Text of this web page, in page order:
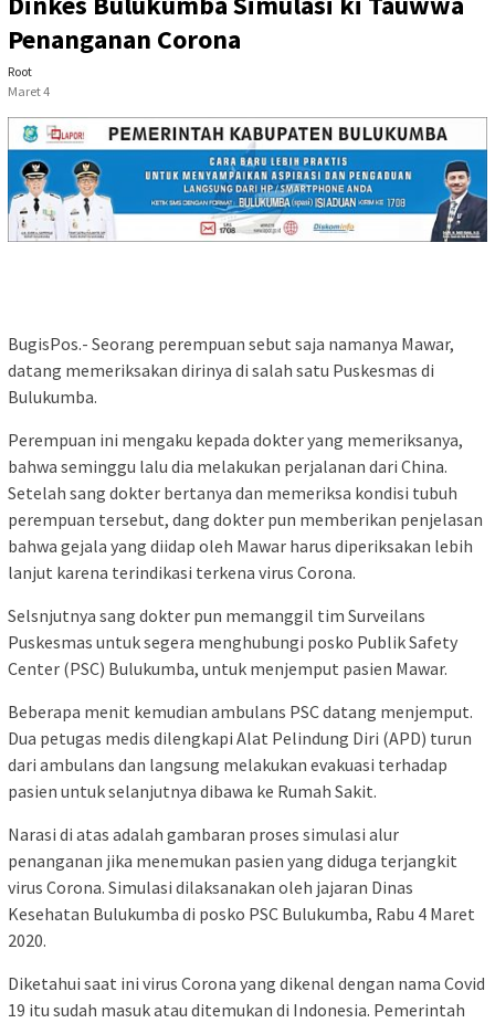
Penanganan Corona
Root
Maret 4
BugisPos.- Seorang perempuan sebut saja namanya Mawar,
datang memeriksakan dirinya di salah satu Puskesmas di
Bulukumba.
Perempuan ini mengaku kepada dokter yang memeriksanya,
bahwa seminggu lalu dia melakukan perjalanan dari China.
Setelah sang dokter bertanya dan memeriksa kondisi tubuh
perempuan tersebut, dang dokter pun memberikan penjelasan
bahwa gejala yang diidap oleh Mawar harus diperiksakan lebih
lanjut karena terindikasi terkena virus Corona.
Selsnjutnya sang dokter pun memanggil tim Surveilans
Puskesmas untuk segera menghubungi posko Publik Safety
Center (PSC) Bulukumba, untuk menjemput pasien Mawar.
Beberapa menit kemudian ambulans PSC datang menjemput.
Dua petugas medis dilengkapi Alat Pelindung Diri (APD) turun
dari ambulans dan langsung melakukan evakuasi terhadap
pasien untuk selanjutnya dibawa ke Rumah Sakit.
Narasi di atas adalah gambaran proses simulasi alur
penanganan jika menemukan pasien yang diduga terjangkit
virus Corona. Simulasi dilaksanakan oleh jajaran Dinas
Kesehatan Bulukumba di posko PSC Bulukumba, Rabu 4 Maret
2020.
Diketahui saat ini virus Corona yang dikenal dengan nama Covid
19 itu sudah masuk atau ditemukan di Indonesia. Pemerintah